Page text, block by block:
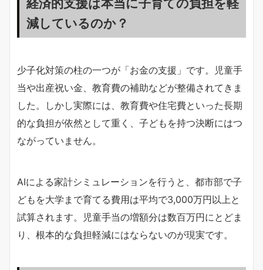
減しているのか？
少子化対策の柱の一つが「お金の支援」です。児童手
当や出産祝い金、教育費の補助などが整備されてきま
した。しかし実際には、教育費や住宅費といった長期
的な負担が依然として重く、子どもを持つ決断にはつ
ながっていません。
AIによる家計シミュレーションを行うと、都市部で子
どもを大学まで育てる費用は平均で3,000万円以上と
試算されます。児童手当の増額分は数百万円にとどま
り、根本的な負担軽減にはならないのが現実です。